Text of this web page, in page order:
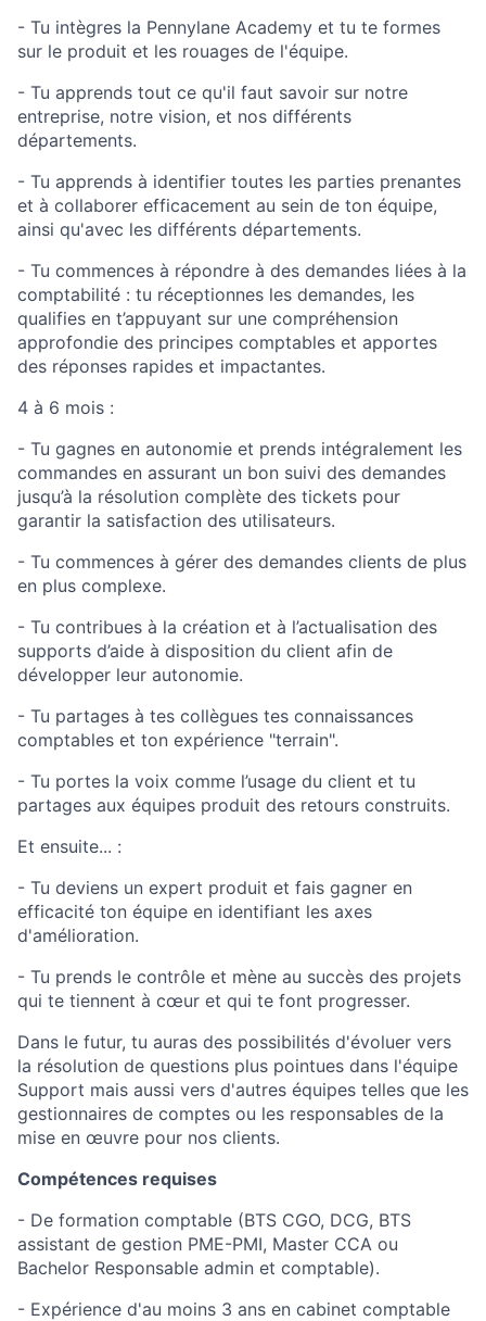
- Tu intègres la Pennylane Academy et tu te formes
sur le produit et les rouages de l'équipe.
- Tu apprends tout ce qu'il faut savoir sur notre
entreprise, notre vision, et nos différents
départements.
- Tu apprends à identifier toutes les parties prenantes
et à collaborer efficacement au sein de ton équipe,
ainsi qu'avec les différents départements.
- Tu commences à répondre à des demandes liées à la
comptabilité : tu réceptionnes les demandes, les
qualifies en t’appuyant sur une compréhension
approfondie des principes comptables et apportes
des réponses rapides et impactantes.
4 à 6 mois :
- Tu gagnes en autonomie et prends intégralement les
commandes en assurant un bon suivi des demandes
jusqu’à la résolution complète des tickets pour
garantir la satisfaction des utilisateurs.
- Tu commences à gérer des demandes clients de plus
en plus complexe.
- Tu contribues à la création et à l’actualisation des
supports d’aide à disposition du client afin de
développer leur autonomie.
- Tu partages à tes collègues tes connaissances
comptables et ton expérience "terrain".
- Tu portes la voix comme l’usage du client et tu
partages aux équipes produit des retours construits.
Et ensuite... :
- Tu deviens un expert produit et fais gagner en
efficacité ton équipe en identifiant les axes
d'amélioration.
- Tu prends le contrôle et mène au succès des projets
qui te tiennent à cœur et qui te font progresser.
Dans le futur, tu auras des possibilités d'évoluer vers
la résolution de questions plus pointues dans l'équipe
Support mais aussi vers d'autres équipes telles que les
gestionnaires de comptes ou les responsables de la
mise en œuvre pour nos clients.
Compétences requises
- De formation comptable (BTS CGO, DCG, BTS
assistant de gestion PME-PMI, Master CCA ou
Bachelor Responsable admin et comptable).
- Expérience d'au moins 3 ans en cabinet comptable